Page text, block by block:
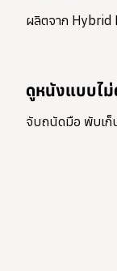
ผลิตจาก Hybrid
ดูหนังแบบไ
จับถนัดมือ พับเก็